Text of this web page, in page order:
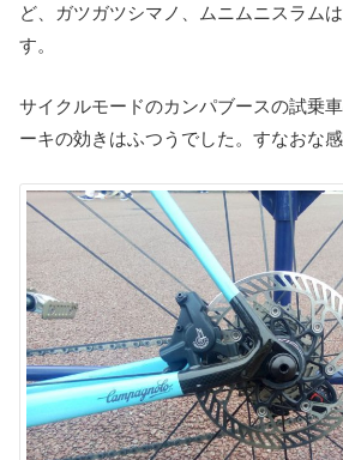
ど、ガツガツシマノ、ムニムニスラム
す。
サイクルモードのカンパブースの試乗
ーキの効きはふつうでした。すなおな感